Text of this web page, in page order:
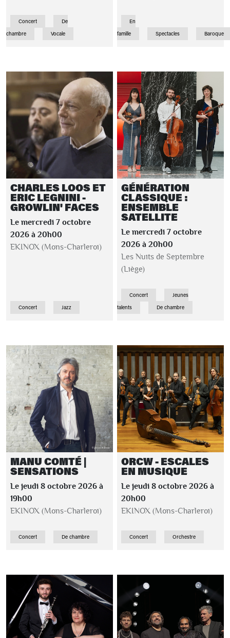
Concert
De
chambre
Vocale
En
famille
Spectacles Baroque
CHARLES LOOS ET
ERIC LEGNINI -
GROWLIN' FACES
Le mercredi 7 octobre
2026 à 20h00
EKINOX (Mons-Charleroi)
Concert Jazz
GÉNÉRATION
CLASSIQUE :
ENSEMBLE
SATELLITE
Le mercredi 7 octobre
2026 à 20h00
Les Nuits de Septembre
(Liège)
Concert
Jeunes
talents
De chambre
MANU COMTÉ |
SENSATIONS
Le jeudi 8 octobre 2026 à
19h00
EKINOX (Mons-Charleroi)
Concert De chambre
ORCW - ESCALES
EN MUSIQUE
Le jeudi 8 octobre 2026 à
20h00
EKINOX (Mons-Charleroi)
Concert Orchestre